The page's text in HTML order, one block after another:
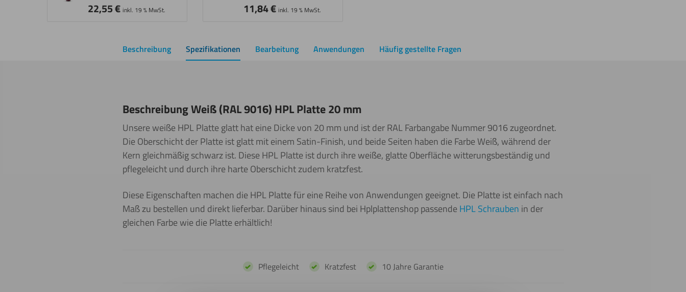
22,55€ inkl. 19 % MwSt. 11,84€ inkl. 19 % MwSt.
Beschreibung Spezifikationen Bearbeitung Anwendungen Häufig gestellte Fragen
Beschreibung Weiß (RAL 9016) HPL Platte 20 mm
Unsere weiße HPL Platte glatt hat eine Dicke von 20 mm und ist der RAL Farbangabe Nummer 9016 zugeordnet.
Die Oberschicht der Platte ist glatt mit einem Satin-Finish, und beide Seiten haben die Farbe Weiß, während der
Kern gleichmäßig schwarz ist. Diese HPL Platte ist durch ihre weiße, glatte Oberfläche witterungsbeständig und
pflegeleicht und durch ihre harte Oberschicht zudem kratzfest.
Diese Eigenschaften machen die HPL Platte für eine Reihe von Anwendungen geeignet. Die Platte ist einfach nach
Maß zu bestellen und direkt lieferbar. Darüber hinaus sind bei Hplplattenshop passende HPL Schrauben in der
gleichen Farbe wie die Platte erhältlich!
Pflegeleicht Kratzfest 10 Jahre Garantie